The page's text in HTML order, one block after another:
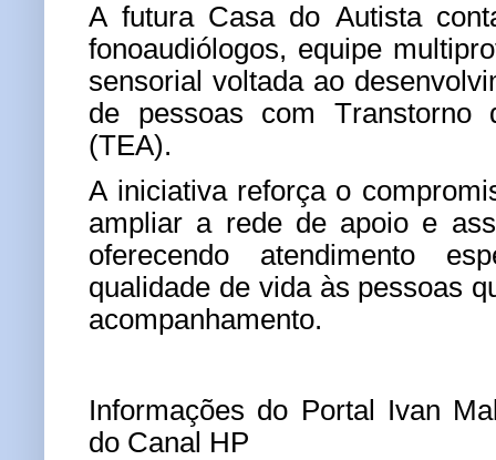
A futura Casa do Autista
fonoaudiólogos, equipe
sensorial voltada ao
de pessoas com Transtorno
(TEA).
A iniciativa reforça o
ampliar a rede de apoio e
oferecendo atendimento
qualidade de vida às pessoas
acompanhamento.
Informações do Portal Ivan
do Canal HP